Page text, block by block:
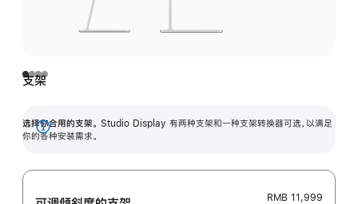
支架
选择你合用的支架。 Studio Display 有两种支架和一种支架转换器可选，以满足
你的各种安装需求。
展
RMB 11,999